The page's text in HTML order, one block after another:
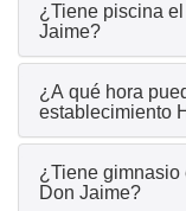
¿Tiene piscina
Jaime?
¿A qué hora
establecimiento
¿Tiene
Don Jaime?